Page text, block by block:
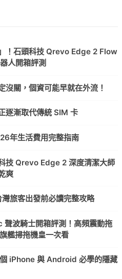
！石頭科技 Qrevo Edge 2 Flow
人開箱評測
沒關，個資可能早就在外流！
逐漸取代傳統 SIM 卡
年生活費用完整指南
技 Qrevo Edge 2 深度清潔大師
爽
旅客出發前必讀完整攻略
波騎士開箱評測！高頻震動拖
艦掃拖機皇一次看
iPhone 與 Android 必學的隱藏